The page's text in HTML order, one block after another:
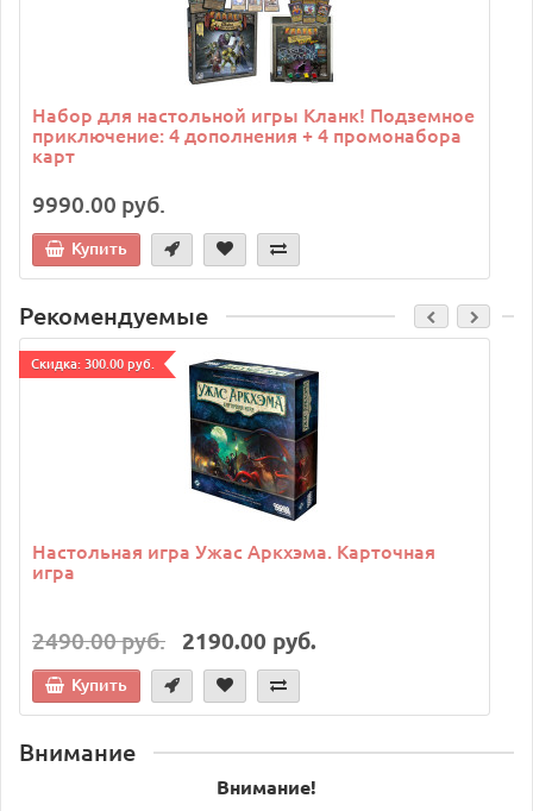
Набор для настольной игры Кланк! Подземное
приключение: 4 дополнения + 4 промонабора
карт
9990.00 руб.
Купить
Рекомендуемые
Cкидка: 300.00 руб.
Настольная игра Ужас Аркхэма. Карточная
игра
2490.00 руб. 2190.00 руб.
Купить
Внимание
Внимание!